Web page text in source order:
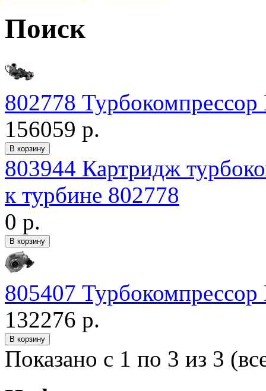
Поиск
802778
156059 р.
803944 Картридж
к турбине 802778
0 р.
805407
132276 р.
Показано с 1 по 3 из 3